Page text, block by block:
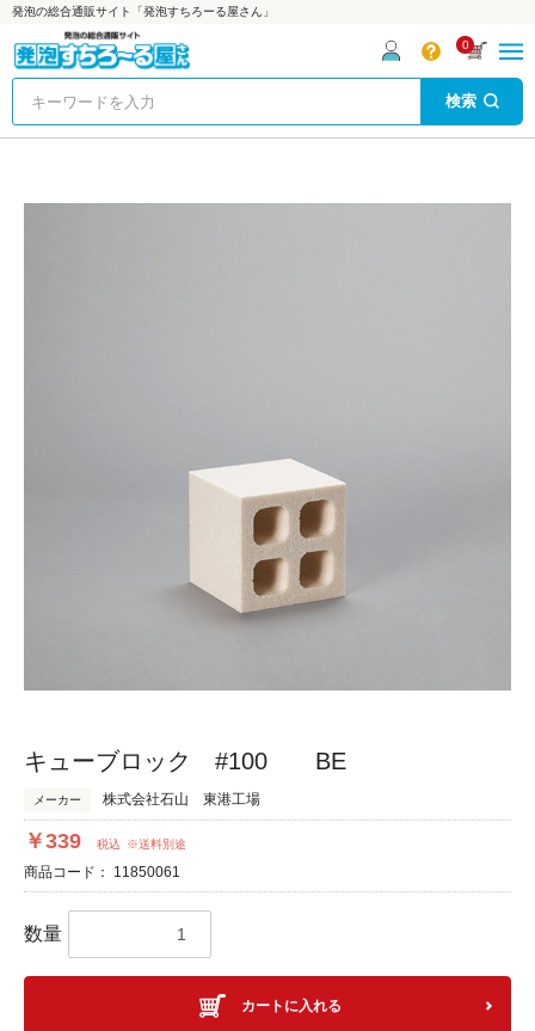
発泡の総合通販サイト「発泡すちろーる屋さん」
0
検索
キューブロック #100 BE
メーカー 株式会社石山 東港工場
￥339 税込 ※送料別途
商品コード： 11850061
数量
カートに入れる